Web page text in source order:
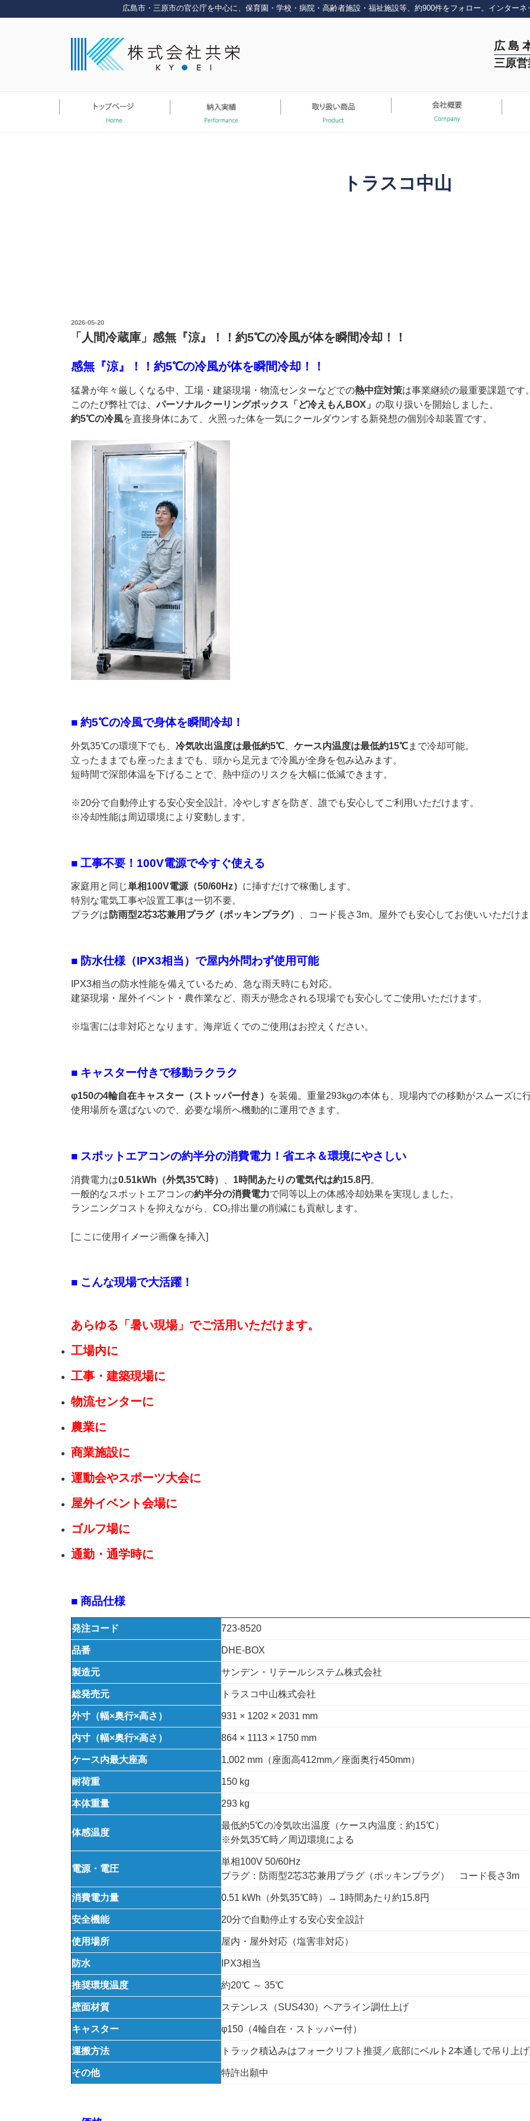
ン
広島市・三原市の官公庁を中心に、保育園・学校・病院・高齢者施設・福祉施設等、約900件をフォロー。インター
広 島
三原
トラスコ中山
投
2026-05-20
「人間冷蔵庫」感無『涼』！！約5℃の冷風が体を瞬間冷却！！
感無『涼』！！約5℃の冷風が体を瞬間冷却！！
猛暑が年々厳しくなる中、工場・建築現場・物流センターなどでの熱中症対策は事業継続の最重要課題です
このたび弊社では、パーソナルクーリングボックス「ど冷えもんBOX」 の取り扱いを開始しました。
約5℃の冷風を直接身体にあて、火照った体を一気にクールダウンする新発想の個別冷却装置です。
■ 約5℃の冷風で身体を瞬間冷却！
外気35℃の環境下でも、 冷気吹出温度は最低約5℃ ケース内温度は最低約15℃まで冷却可能。
立ったままでも座ったままでも、頭から足元まで冷風が全身を包み込みます。
短時間で深部体温を下げることで、熱中症のリスクを大幅に低減できます。
※20分で自動停止する安心安全設計。冷やしすぎを防ぎ、誰でも安心してご利用いただけます。
※冷却性能は周辺環境により変動します。
■ 工事不要！100V電源で今すぐ使える
家庭用と同じ単相100V電源（50/60Hz） に挿すだけで稼働します。
特別な電気工事や設置工事は一切不要。
プラグは 防雨型2芯3芯兼用プラグ（ポッキンプラグ） 、コード長さ3m。屋外でも安心してお使いいただけ
■ 防水仕様（IPX3相当）で屋内外問わず使用可能
IPX3相当の防水性能を備えているため、急な雨天時にも対応。
建築現場・屋外イベント・農作業など、雨天が懸念される現場でも安心してご使用いただけます。
※塩害には非対応となります。海岸近くでのご使用はお控えください。
■ キャスター付きで移動ラクラク
φ150の4輪自在キャスター（ストッパー付き）
を装備。重量293kgの本体も、現場内での移動がスムーズに
使用場所を選ばないので、必要な場所へ機動的に運用できます。
■ スポットエアコンの約半分の消費電力！省エネ＆環境にやさしい
消費電力は0.51kWh（外気35℃時） 1時間あたりの電気代は約15.8円 。
一般的なスポットエアコンの約半分の消費電力で同等以上の体感冷却効果を実現しました。
ランニングコストを抑えながら、CO₂排出量の削減にも貢献します。
[ここに使用イメージ画像を挿入]
■ こんな現場で大活躍！
あらゆる「暑い現場」でご活用いただけます。
工場内に
工事・建築現場に
物流センターに
農業に
商業施設に
運動会やスポーツ大会に
屋外イベント会場に
ゴルフ場に
通勤・通学時に
■ 商品仕様
発注コード 723-8520
品番 DHE-BOX
製造元 サンデン・リテールシステム株式会社
総発売元 トラスコ中山株式会社
外寸（幅×奥行×高さ） 931 × 1202 × 2031 mm
内寸（幅×奥行×高さ） 864 × 1113 × 1750 mm
ケース内最大座高 1,002 mm（座面高412mm／座面奥行450mm）
耐荷重 150 kg
本体重量 293 kg
体感温度
最低約5℃の冷気吹出温度（ケース内温度：約15℃）
※外気35℃時／周辺環境による
電源・電圧
単相100V 50/60Hz
プラグ：防雨型2芯3芯兼用プラグ（ポッキンプラグ） コード長さ3m
消費電力量 0.51 kWh（外気35℃時）→ 1時間あたり約15.8円
安全機能 20分で自動停止する安心安全設計
使用場所 屋内・屋外対応（塩害非対応）
防水 IPX3相当
推奨環境温度 約20℃ ～ 35℃
壁面材質 ステンレス（SUS430）ヘアライン調仕上げ
キャスター φ150（4輪自在・ストッパー付）
運搬方法 トラック積込みはフォークリフト推奨／底部にベルト2本通しで吊り上
その他 特許出願中